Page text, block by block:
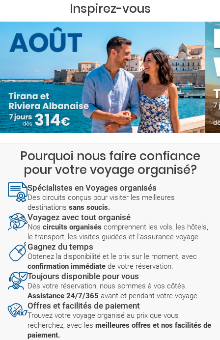
Inspirez-vous
Pourquoi nous faire confiance
pour votre voyage organisé?
Spécialistes en Voyages organisés
Des circuits conçus pour visiter les meilleures
destinations sans soucis.
Voyagez avec tout organisé
Nos circuits organisés comprennent les vols, les hôtels,
le transport, les visites guidées et l'assurance voyage.
Gagnez du temps
Obtenez la disponibilité et le prix sur le moment, avec
confirmation immédiate de votre réservation.
Toujours disponible pour vous
Dès votre réservation, nous sommes à vos côtés.
Assistance 24/7/365 avant et pendant votre voyage.
Offres et facilités de paiement
Trouvez votre voyage organisé au prix que vous
recherchez, avec les meilleures offres et nos facilités de
paiement.